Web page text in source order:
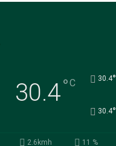
30.4°C 30.4°
30.4°
2.6kmh 11 %